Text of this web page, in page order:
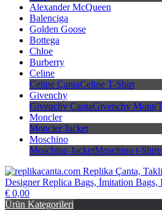
Alexander McQueen
Balenciga
Golden Goose
Bottega
Chloe
Burberry
Celine
Celine ÇantaCeline T-Shirt
Givenchy
Givenchy ÇantaGivenchy
Moncler
Moncler Jacket
Moschino
Moschino JacketMoschino t-
replikacanta.com Replika Çanta, Taklit
€ 0,00
Ürün Kategorileri